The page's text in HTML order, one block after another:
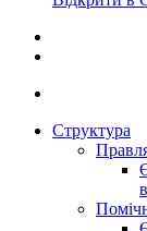
Структура